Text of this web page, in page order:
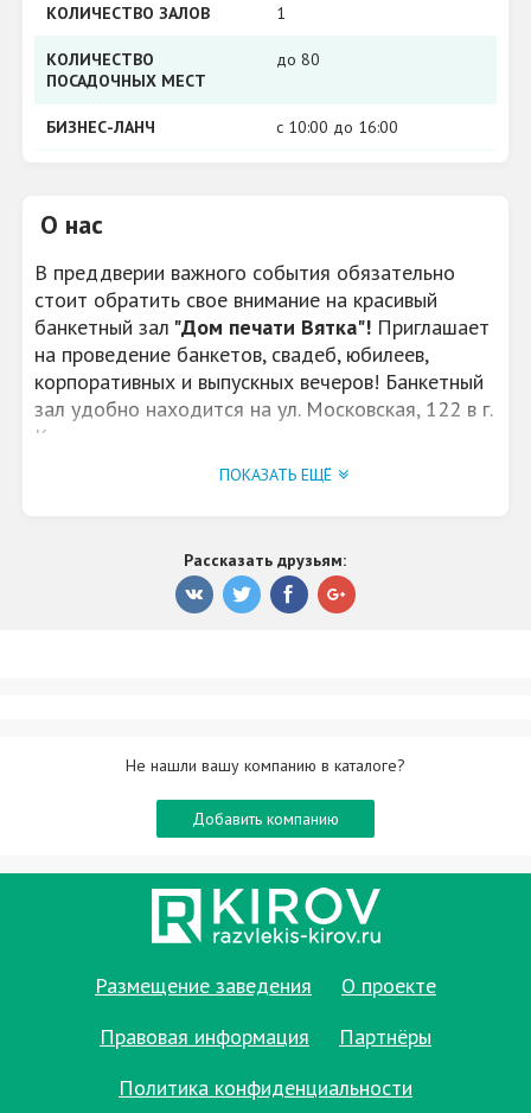
О нас
В преддверии важного события обязательно
стоит обратить свое внимание на красивый
банкетный зал "Дом печати Вятка"! Приглашает
на проведение банкетов, свадеб, юбилеев,
корпоративных и выпускных вечеров! Банкетный
зал удобно находится на ул. Московская, 122 в г.
Кирове.
ПОКАЗАТЬ ЕЩЁ
КОЛИЧЕСТВО ЗАЛОВ 1
КОЛИЧЕСТВО
ПОСАДОЧНЫХ МЕСТ
до 80
БИЗНЕС-ЛАНЧ с 10:00 до 16:00
Рассказать друзьям:
Не нашли вашу компанию в каталоге?
Добавить компанию
Размещение заведения
О проекте
Правовая информация
Партнёры
Политика конфиденциальности